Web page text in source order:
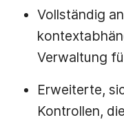
Vollständig
Verwaltung
Erweiterte,
Kontrollen,